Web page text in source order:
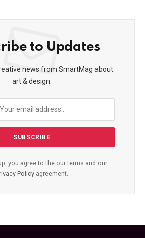
to Updates
news from SmartMag about
art & design.
you agree to the our terms and our
Policy agreement.